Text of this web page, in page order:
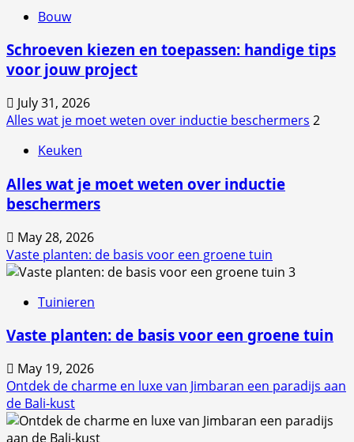
Bouw
Schroeven kiezen en toepassen: handige tips
voor jouw project
July 31, 2026
Alles wat je moet weten over inductie beschermers 2
Keuken
Alles wat je moet weten over inductie
beschermers
May 28, 2026
Vaste planten: de basis voor een groene tuin
3
Tuinieren
Vaste planten: de basis voor een groene tuin
May 19, 2026
Ontdek de charme en luxe van Jimbaran een paradijs aan
de Bali-kust